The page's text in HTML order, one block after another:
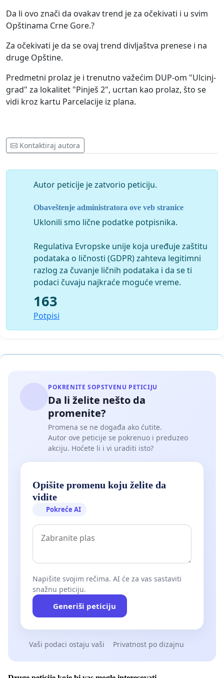
Da li ovo znači da ovakav trend je za očekivati i u svim
Opštinama Crne Gore.?
Za očekivati je da se ovaj trend divljaštva prenese i na
druge Opštine.
Predmetni prolaz je i trenutno važećim DUP-om "Ulcinj-
grad" za lokalitet "Pinješ 2", ucrtan kao prolaz, što se
vidi kroz kartu Parcelacije iz plana.
Kontaktiraj autora
Autor peticije je zatvorio peticiju.
Obaveštenje administratora ove veb stranice
Uklonili smo lične podatke potpisnika.
Regulativa Evropske unije koja uređuje zaštitu
podataka o ličnosti (GDPR) zahteva legitimni
razlog za čuvanje ličnih podataka i da se ti
podaci čuvaju najkraće moguće vreme.
163
Potpisi
POKRENITE SOPSTVENU PETICIJU
Da li želite nešto da
promenite?
Promena se ne događa ako ćutite.
Autor ove peticije se pokrenuo i preduzeo
akciju. Hoćete li i vi uraditi isto?
Opišite promenu koju želite da
vidite
Pokreće AI
Napišite svojim rečima. AI će za vas sastaviti
snažnu peticiju.
Generiši peticiju
Vaši podaci ostaju vaši Privatnost po dizajnu